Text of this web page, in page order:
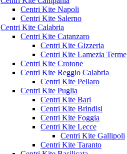
Centri Kite Napoli
Centri Kite Salerno
Centri Kite Calabria
Centri Kite Catanzaro
Centri Kite Gizzeria
Centri Kite Lamezia Terme
Centri Kite Crotone
Centri Kite Reggio Calabria
Centri Kite Pellaro
Centri Kite Puglia
Centri Kite Bari
Centri Kite Brindisi
Centri Kite Foggia
Centri Kite Lecce
Centri Kite Gallipoli
Centri Kite Taranto